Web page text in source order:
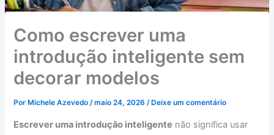
Como escrever uma
introdução inteligente sem
decorar modelos
Por Michele Azevedo/maio 24, 2026/ Deixe um comentário
Escrever uma introdução inteligente não significa usar